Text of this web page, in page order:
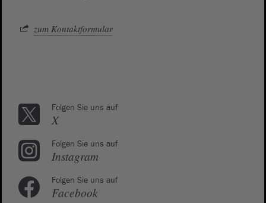
zum Kontaktformular
Folgen Sie uns auf
X
Folgen Sie uns auf
Instagram
Folgen Sie uns auf
Facebook